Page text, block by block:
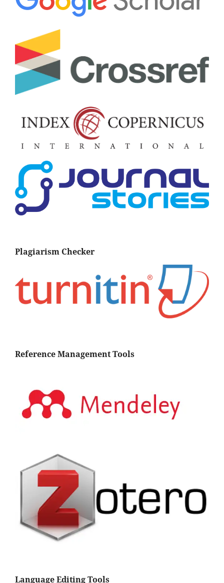
Plagiarism Checker
Reference Management Tools
Language Editing Tools